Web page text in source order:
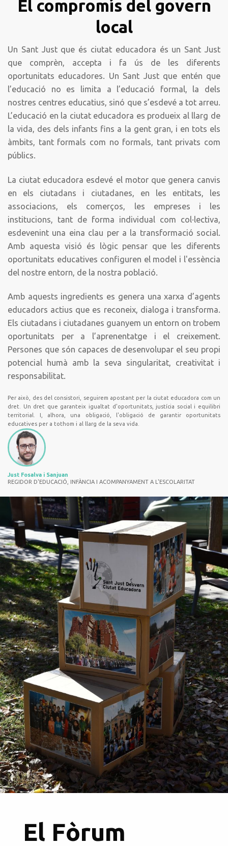
El compromís del govern
local
Un Sant Just que és ciutat educadora és un Sant Just
que comprèn, accepta i fa ús de les diferents
oportunitats educadores. Un Sant Just que entén que
l’educació no es limita a l’educació formal, la dels
nostres centres educatius, sinó que s’esdevé a tot arreu.
L’educació en la ciutat educadora es produeix al llarg de
la vida, des dels infants fins a la gent gran, i en tots els
àmbits, tant formals com no formals, tant privats com
públics.
La ciutat educadora esdevé el motor que genera canvis
en els ciutadans i ciutadanes, en les entitats, les
associacions, els comerços, les empreses i les
institucions, tant de forma individual com col·lectiva,
esdevenint una eina clau per a la transformació social.
Amb aquesta visió és lògic pensar que les diferents
oportunitats educatives configuren el model i l'essència
del nostre entorn, de la nostra població.
Amb aquests ingredients es genera una xarxa d’agents
educadors actius que es reconeix, dialoga i transforma.
Els ciutadans i ciutadanes guanyem un entorn on trobem
oportunitats per a l’aprenentatge i el creixement.
Persones que són capaces de desenvolupar el seu propi
potencial humà amb la seva singularitat, creativitat i
responsabilitat.
Per això, des del consistori, seguirem apostant per la ciutat educadora com un
dret. Un dret que garanteix igualtat d'oportunitats, justícia social i equilibri
territorial. I, alhora, una obligació, l'obligació de garantir oportunitats
educatives per a tothom i al llarg de la seva vida.
Just Fosalva i Sanjuan
REGIDOR D'EDUCACIÓ, INFÀNCIA I ACOMPANYAMENT A L'ESCOLARITAT
El Fòrum